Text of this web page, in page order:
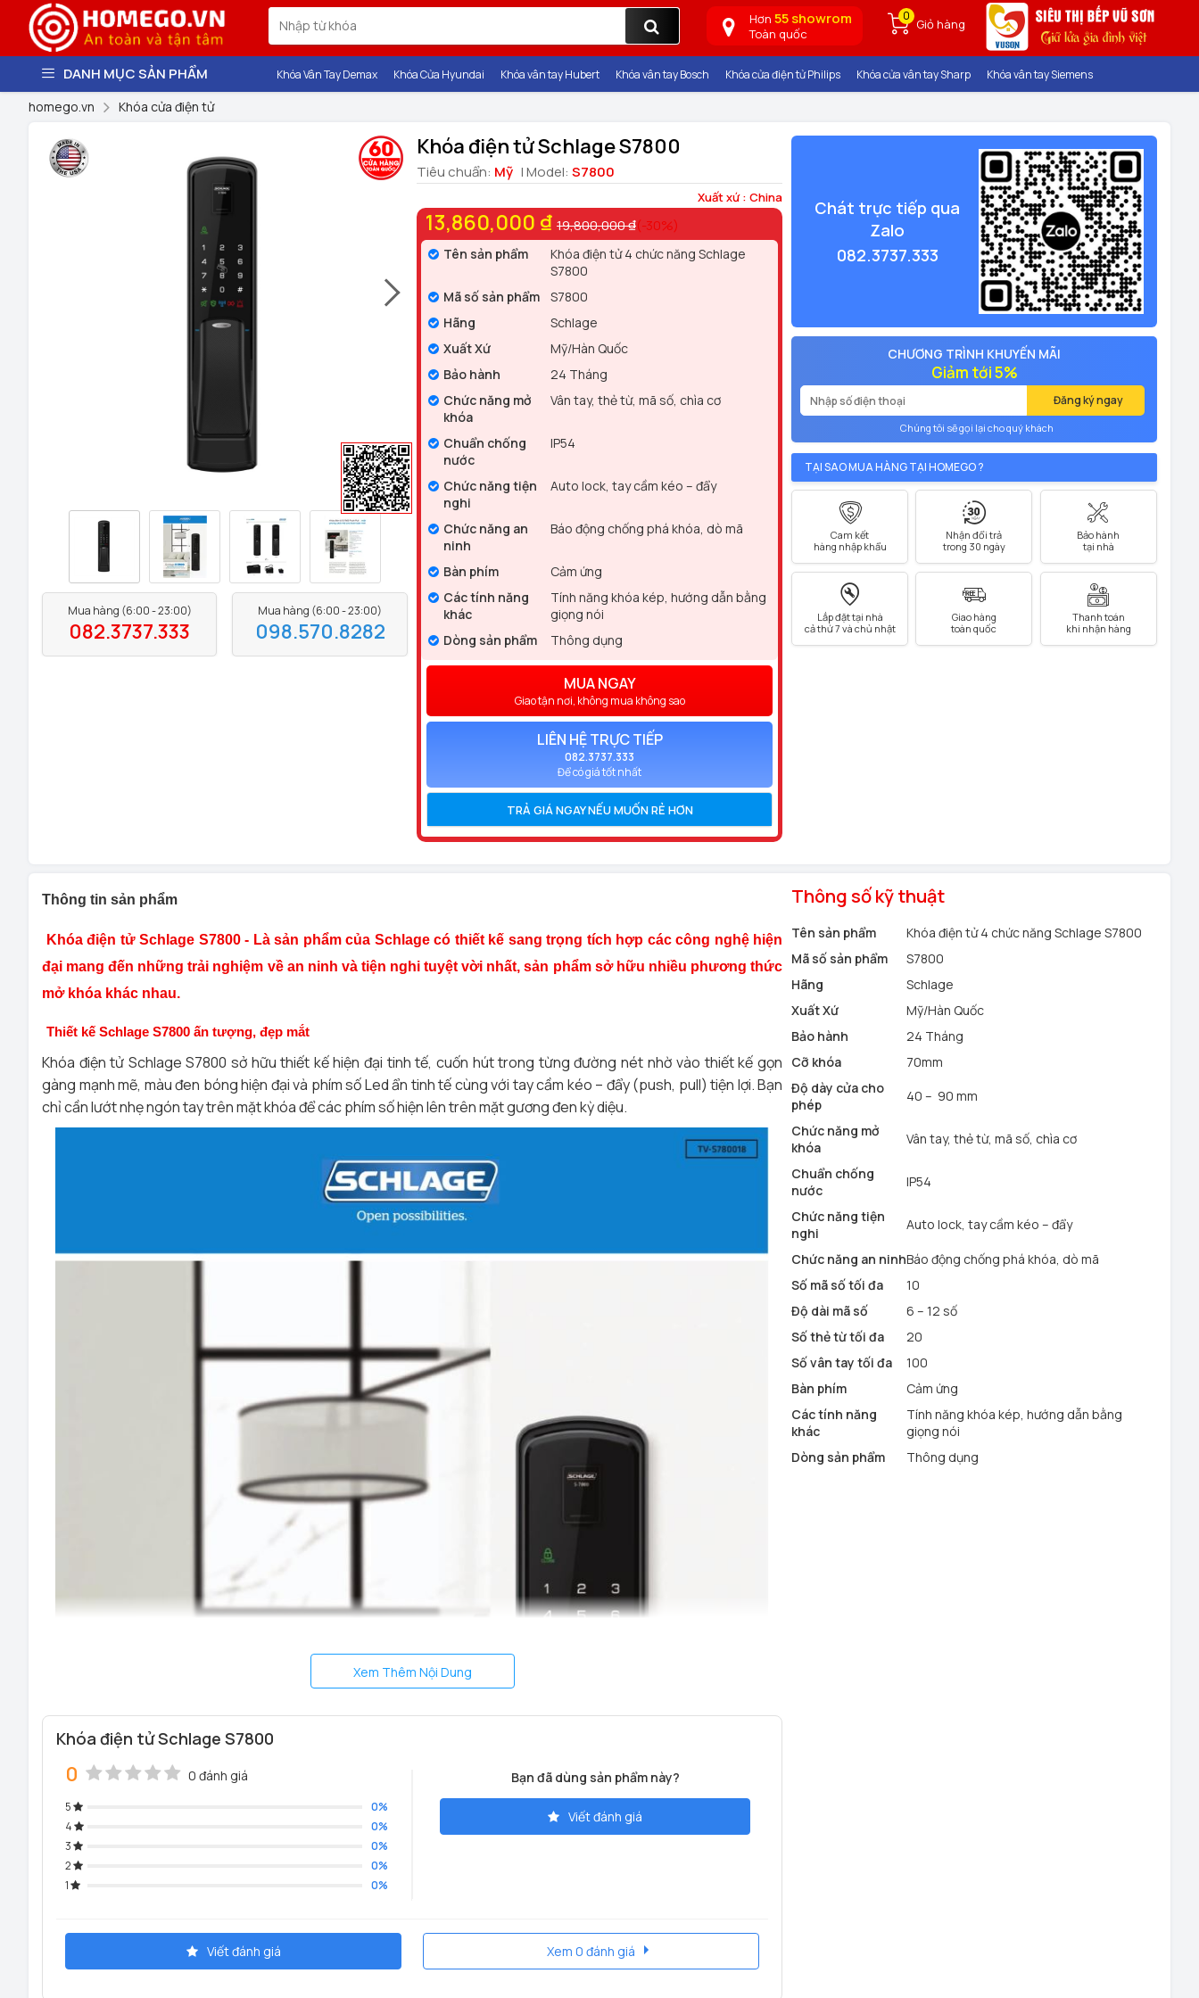
Hơn 55 showrom
Toàn quốc
0
Giỏ hàng
DANH MỤC SẢN PHẨM Khóa Vân Tay Demax Khóa Cửa Hyundai Khóa vân tay Hubert Khóa vân tay Bosch Khóa cửa điện tử Philips Khóa cửa vân tay Sharp Khóa vân tay Siemens
homego.vn Khóa cửa điện tử
Mua hàng (6:00 - 23:00)
082.3737.333
Mua hàng (6:00 - 23:00)
098.570.8282
Khóa điện tử Schlage S7800
Tiêu chuẩn: Mỹ | Model: S7800
Xuất xứ : China
13,860,000 ₫ 19,800,000 ₫(-30%)
Tên sản phẩm
Khóa điện tử 4 chức năng Schlage
S7800
Mã số sản phẩm
S7800
Hãng
Schlage
Xuất Xứ
Mỹ/Hàn Quốc
Bảo hành
24 Tháng
Chức năng mở
khóa
Vân tay, thẻ từ, mã số, chìa cơ
Chuẩn chống
nước
IP54
Chức năng tiện
nghi
Auto lock, tay cầm kéo – đẩy
Chức năng an
ninh
Báo động chống phá khóa, dò mã
Bàn phím
Cảm ứng
Các tính năng
khác
Tính năng khóa kép, hướng dẫn bằng
giọng nói
Dòng sản phẩm
Thông dụng
MUA NGAY
Giao tận nơi, không mua không sao
LIÊN HỆ TRỰC TIẾP
082.3737.333
Để có giá tốt nhất
TRẢ GIÁ NGAY NẾU MUỐN RẺ HƠN
Chát trực tiếp qua
Zalo
082.3737.333
CHƯƠNG TRÌNH KHUYẾN MÃI
Giảm tới 5%
Đăng ký ngay
Chúng tôi sẽ gọi lại cho quý khách
TẠI SAO MUA HÀNG TẠI HOMEGO ?
Cam kết
hàng nhập khẩu
Nhận đổi trả
trong 30 ngày
Bảo hành
tại nhà
Lắp đặt tại nhà
cả thứ 7 và chủ nhật
Giao hàng
toàn quốc
Thanh toán
khi nhận hàng
Thông tin sản phẩm
Khóa điện tử Schlage S7800 - Là sản phẩm của Schlage có thiết kế sang trọng tích hợp các công nghệ hiện
đại mang đến những trải nghiệm về an ninh và tiện nghi tuyệt vời nhất, sản phẩm sở hữu nhiều phương thức
mở khóa khác nhau.
Thiết kế Schlage S7800 ấn tượng, đẹp mắt
Khóa điện tử Schlage S7800 sở hữu thiết kế hiện đại tinh tế, cuốn hút trong từng đường nét nhờ vào thiết kế gọn
gàng mạnh mẽ, màu đen bóng hiện đại và phím số Led ẩn tinh tế cùng với tay cầm kéo – đẩy (push, pull) tiện lợi. Bạn
chỉ cần lướt nhẹ ngón tay trên mặt khóa để các phím số hiện lên trên mặt gương đen kỳ diệu.
Xem Thêm Nội Dung
Khóa điện tử Schlage S7800
0 0 đánh giá
5
0%
4
0%
3
0%
2
0%
1
0%
Bạn đã dùng sản phẩm này?
Viết đánh giá
Viết đánh giá Xem 0 đánh giá
Thông số kỹ thuật
Tên sản phẩm
Khóa điện tử 4 chức năng Schlage S7800
Mã số sản phẩm
S7800
Hãng
Schlage
Xuất Xứ
Mỹ/Hàn Quốc
Bảo hành
24 Tháng
Cỡ khóa
70mm
Độ dày cửa cho
phép
40 – 90 mm
Chức năng mở
khóa
Vân tay, thẻ từ, mã số, chìa cơ
Chuẩn chống
nước
IP54
Chức năng tiện
nghi
Auto lock, tay cầm kéo – đẩy
Chức năng an ninhBáo động chống phá khóa, dò mã
Số mã số tối đa
10
Độ dài mã số
6 – 12 số
Số thẻ từ tối đa
20
Số vân tay tối đa
100
Bàn phím
Cảm ứng
Các tính năng
khác
Tính năng khóa kép, hướng dẫn bằng
giọng nói
Dòng sản phẩm
Thông dụng